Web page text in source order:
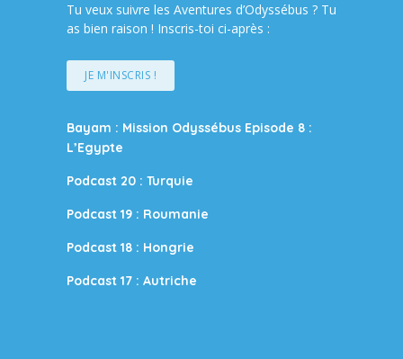
Tu veux suivre les Aventures d’Odyssébus ? Tu
as bien raison ! Inscris-toi ci-après :
JE M'INSCRIS !
Bayam : Mission Odyssébus Episode 8 :
L’Egypte
Podcast 20 : Turquie
Podcast 19 : Roumanie
Podcast 18 : Hongrie
Podcast 17 : Autriche